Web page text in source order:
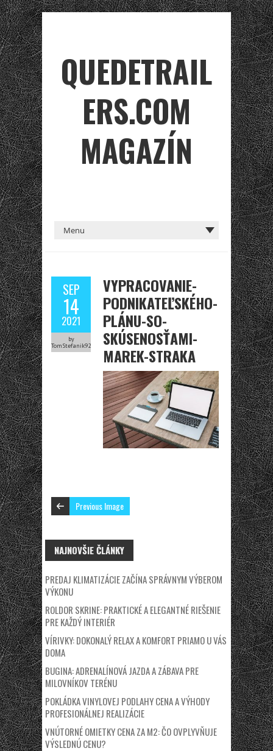
QUEDETRAIL
ERS.COM
MAGAZÍN
SEP
14
2021
by
TomStefanik92
VYPRACOVANIE-
PODNIKATEĽSKÉHO-
PLÁNU-SO-
SKÚSENOSŤAMI-
MAREK-STRAKA
Previous Image
NAJNOVŠIE ČLÁNKY
PREDAJ KLIMATIZÁCIE ZAČÍNA SPRÁVNYM VÝBEROM
VÝKONU
ROLDOR SKRINE: PRAKTICKÉ A ELEGANTNÉ RIEŠENIE
PRE KAŽDÝ INTERIÉR
VÍRIVKY: DOKONALÝ RELAX A KOMFORT PRIAMO U VÁS
DOMA
BUGINA: ADRENALÍNOVÁ JAZDA A ZÁBAVA PRE
MILOVNÍKOV TERÉNU
POKLÁDKA VINYLOVEJ PODLAHY CENA A VÝHODY
PROFESIONÁLNEJ REALIZÁCIE
VNÚTORNÉ OMIETKY CENA ZA M2: ČO OVPLYVŇUJE
VÝSLEDNÚ CENU?